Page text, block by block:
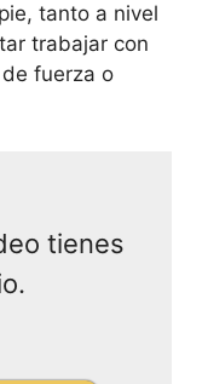
tanto a nivel
trabajar con
fuerza o
tienes